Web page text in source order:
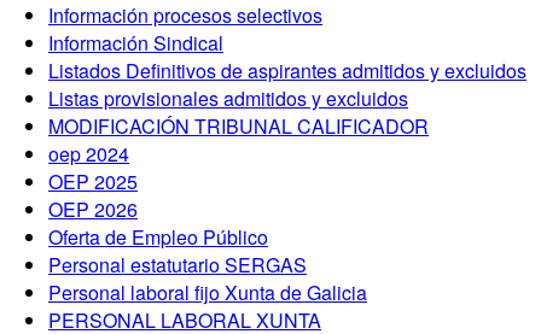
Información procesos selectivos
Información Sindical
Listados Definitivos de aspirantes admitidos y excluidos
Listas provisionales admitidos y excluidos
MODIFICACIÓN TRIBUNAL CALIFICADOR
oep 2024
OEP 2025
OEP 2026
Oferta de Empleo Público
Personal estatutario SERGAS
Personal laboral fijo Xunta de Galicia
PERSONAL LABORAL XUNTA